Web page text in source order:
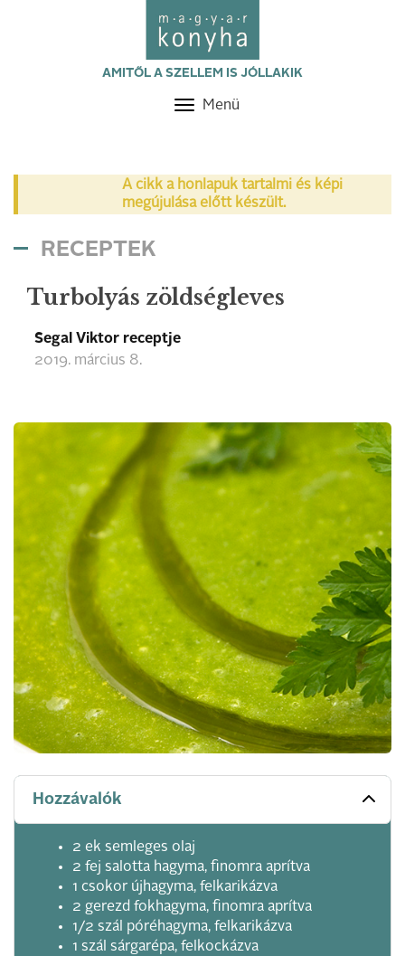
AMITŐL A SZELLEM IS JÓLLAKIK
Toggle
Menü
A cikk a honlapuk tartalmi és képi
megújulása előtt készült.
RECEPTEK
Turbolyás zöldségleves
Segal Viktor receptje
2019. március 8.
Hozzávalók
2 ek semleges olaj
2 fej salotta hagyma, finomra aprítva
1 csokor újhagyma, felkarikázva
2 gerezd fokhagyma, finomra aprítva
1/2 szál póréhagyma, felkarikázva
1 szál sárgarépa, felkockázva